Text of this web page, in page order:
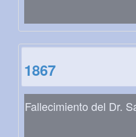
1867
Fallecimiento del Dr.